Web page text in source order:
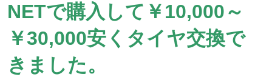
NETで購入して￥10,000～
￥30,000安くタイヤ交換で
きました。